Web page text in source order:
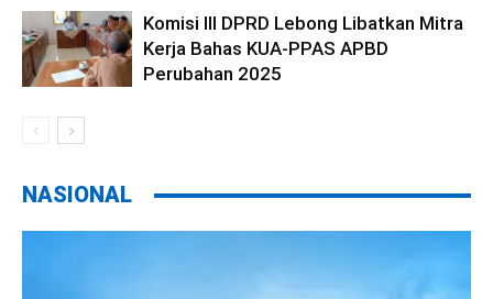
Komisi III DPRD Lebong Libatkan Mitra
Kerja Bahas KUA-PPAS APBD
Perubahan 2025
NASIONAL